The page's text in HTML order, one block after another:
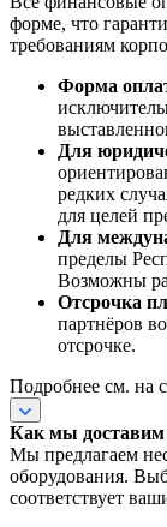
форме, что
требованиям
Форма
Для
редких
для целей
Для
пределы
Возможны
Отсрочка
партнёров
отсрочке.
Подробнее см. на
Как мы доставим
Мы предлагаем
оборудования.
соответствует